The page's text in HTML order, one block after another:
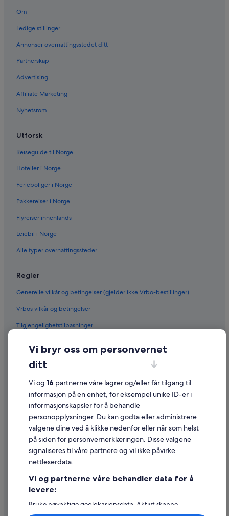
Om
Ledige stillinger
Annonser overnattingsstedet ditt
Partnerskap
Advertising
Affiliate Marketing
Nyhetsrom
Utforsk
Reiseguide til Norge
Hoteller i Norge
Ferieboliger i Norge
Pakkereiser i Norge
Flyreiser innenlands
Leiebil i Norge
Alle typer overnattingssteder
Regler
Generelle vilkår og betingelser (gjelder ikke Vrbo-bestillinger)
Vrbos vilkår og betingelser
Tilgjengelighetstilpasninger
Juridisk informasjon / kontakt oss
Retningslinjer for innhold og rapportering av innhold
Hjelp
Kontakt oss
Avbestille eller endre bestillingen
Refusjonsprosessen og tidsrammer for refusjon
Internasjonale reisedokumenter
Vi bryr oss om personvernet
ditt
Vi og 16 partnerne våre lagrer og/eller får tilgang til
informasjon på en enhet, for eksempel unike ID-er i
informasjonskapsler for å behandle
personopplysninger. Du kan godta eller administrere
valgene dine ved å klikke nedenfor eller når som helst
på siden for personvernerklæringen. Disse valgene
signaliseres til våre partnere og vil ikke påvirke
nettleserdata.
Vi og partnerne våre behandler data for å
levere:
Bruke nøyaktige geolokasjonsdata. Aktivt skanne
enhetsegenskaper for identifikasjon. Lagre og/eller få